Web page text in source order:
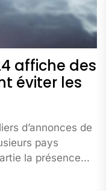
affiche des
éviter les
d’annonces de
pays
la présence...